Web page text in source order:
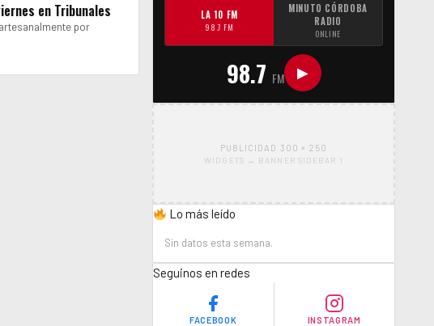
en Tribunales
por
LA 10 FM
98.7 FM
MINUTO CÓRDOBA
RADIO
ONLINE
98.7 FM ▶
PUBLICIDAD 300 × 250
WIDGETS → BANNER SIDEBAR 1
Lo más leído
Sin datos esta semana.
Seguinos en redes
FACEBOOK INSTAGRAM